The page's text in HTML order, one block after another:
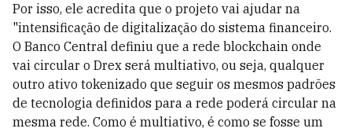
Por isso, ele acredita que o projeto vai ajudar na
"intensificação de digitalização do sistema financeiro.
O Banco Central definiu que a rede blockchain onde
vai circular o Drex será multiativo, ou seja, qualquer
outro ativo tokenizado que seguir os mesmos padrões
de tecnologia definidos para a rede poderá circular na
mesma rede. Como é multiativo, é como se fosse um